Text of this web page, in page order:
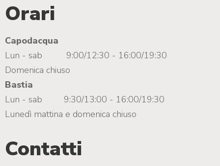
Orari
Capodacqua
Lun - sab
9:00/12:30 - 16:00/19:30
Domenica chiuso
Bastia
Lun - sab
9:30/13:00 - 16:00/19:30
Lunedì mattina e domenica chiuso
Contatti